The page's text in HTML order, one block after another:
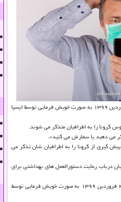
این نظرسنجی به صورت تلفنی و با جامعه آماری افراد بزرگسال (بالای ۱۸ سال) در سطح ملی و حجم نمونه ۱۵۶۳ در تاریخ ۲۴ تا ۲۷ فروردین ۱۳۹۹ به صورت خویش فرمایی توسط ایسپا
می دهید یا سفارش می كنید».
سفارش های بهداشتی برای پیش گیری از كرونا را به اطرافیان شان تذكر می
درباب رعایت دستورالعمل های بهداشتی برای
این نظرسنجی نیز به صورت تلفنی و با جامعه آماری افراد بزرگسال (بالای ۱۸ سال) در سطح ملی و حجم نمونه ۱۵۶۳ در تاریخ ۲۴ تا ۲۷ فروردین ۱۳۹۹ به صورت خویش فرمایی توسط